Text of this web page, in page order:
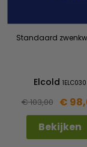
Standaard
Elcold 1ELC030
€ 103,00
€
Bekijken